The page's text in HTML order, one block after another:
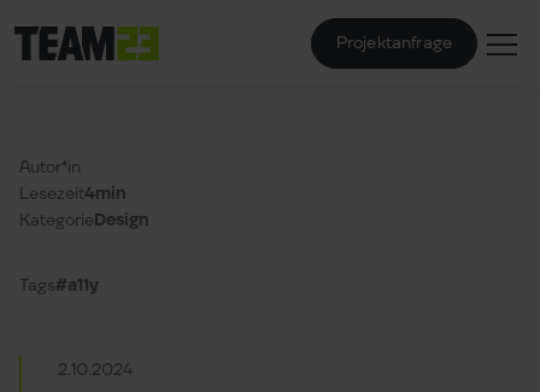
Projektanfrage
Autor*in
Lesezeit4min
KategorieDesign
Tags#a11y
2.10.2024